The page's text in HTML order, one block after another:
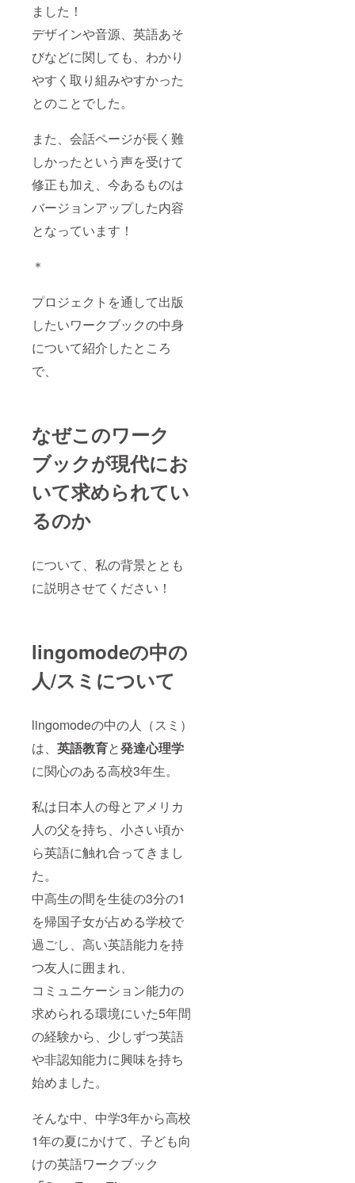
ました！
デザインや音源、英語あそ
びなどに関しても、わかり
やすく取り組みやすかった
とのことでした。
また、会話ページが長く難
しかったという声を受けて
修正も加え、今あるものは
バージョンアップした内容
となっています！
＊
プロジェクトを通して出版
したいワークブックの中身
について紹介したところ
で、
なぜこのワーク
ブックが現代にお
いて求められてい
るのか
について、私の背景ととも
に説明させてください！
lingomodeの中の
人/スミについて
lingomodeの中の人（スミ）
は、 英語教育と発達心理学
に関心のある高校3年生。
私は日本人の母とアメリカ
人の父を持ち、小さい頃か
ら英語に触れ合ってきまし
た。
中高生の間を生徒の3分の1
を帰国子女が占める学校で
過ごし、高い英語能力を持
つ友人に囲まれ、
コミュニケーション能力の
求められる環境にいた5年間
の経験から、少しずつ英語
や非認知能力に興味を持ち
始めました。
そんな中、中学3年から高校
1年の夏にかけて、子ども向
けの英語ワークブック